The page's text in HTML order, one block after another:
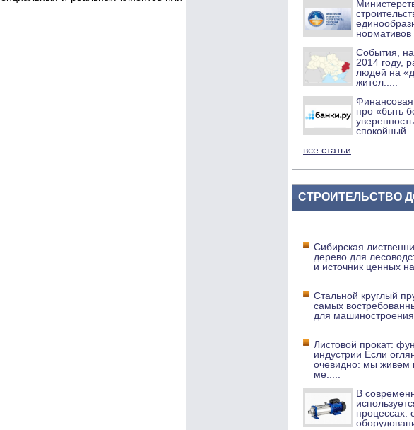
нормативов
События,
2014 году,
людей на
жител
про «быть
спокойный
все статьи
СТРОИТЕЛЬСТВО
Сибирская
дерево для
и источник ценных
Стальной круглый
самых
для
Листовой прокат:
индустрии Если
очевидно: мы живем
ме
В
процессах: